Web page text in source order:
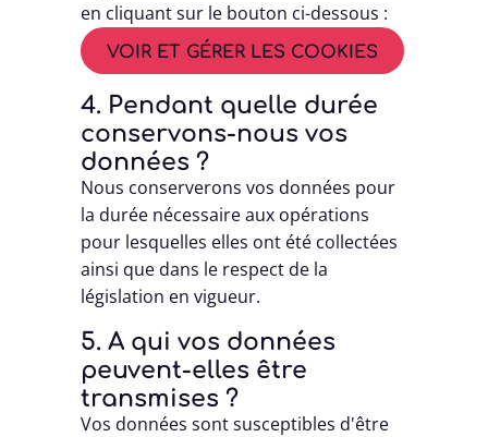
en cliquant sur le bouton ci-dessous :
VOIR ET GÉRER LES COOKIES
4. Pendant quelle durée
conservons-nous vos
données ?
Nous conserverons vos données pour
la durée nécessaire aux opérations
pour lesquelles elles ont été collectées
ainsi que dans le respect de la
législation en vigueur.
5. A qui vos données
peuvent-elles être
transmises ?
Vos données sont susceptibles d'être